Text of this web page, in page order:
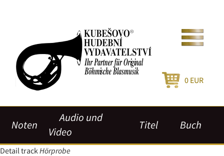
0 EUR
Noten
Audio und
Video
Titel Buch
Detail trackHörprobe